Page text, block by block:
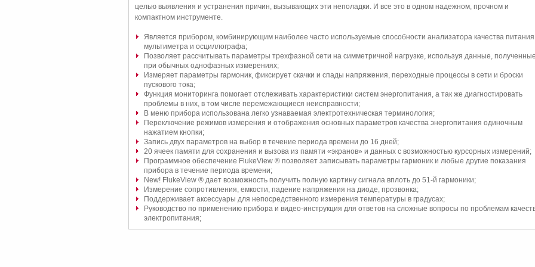
целью выявления и устранения причин, вызывающих эти неполадки. И все это в одном надежном, прочном и
компактном инструменте.
Является прибором, комбинирующим наиболее часто используемые способности анализатора качества
мультиметра и осциллографа;
Позволяет рассчитывать параметры трехфазной сети на симметричной нагрузке, используя данные, полученные
при обычных однофазных измерениях;
Измеряет параметры гармоник, фиксирует скачки и спады напряжения, переходные процессы в сети и броски
пускового тока;
Функция мониторинга помогает отслеживать характеристики систем энергопитания, а так же диагностировать
проблемы в них, в том числе перемежающиеся неисправности;
В меню прибора использована легко узнаваемая электротехническая терминология;
Переключение режимов измерения и отображения основных параметров качества энергопитания одиночным
нажатием кнопки;
Запись двух параметров на выбор в течение периода времени до 16 дней;
20 ячеек памяти для сохранения и вызова из памяти «экранов» и данных с возможностью курсорных измерений;
Программное обеспечение FlukeView ® позволяет записывать параметры гармоник и любые другие показания
прибора в течение периода времени;
New! FlukeView ® дает возможность получить полную картину сигнала вплоть до 51-й гармоники;
Измерение сопротивления, емкости, падение напряжения на диоде, прозвонка;
Поддерживает аксессуары для непосредственного измерения температуры в градусах;
Руководство по применению прибора и видео-инструкция для ответов на сложные вопросы по проблемам
электропитания;